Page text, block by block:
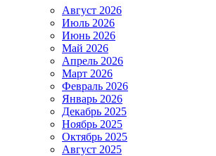
Август 2026
Июль 2026
Июнь 2026
Май 2026
Апрель 2026
Март 2026
Февраль 2026
Январь 2026
Декабрь 2025
Ноябрь 2025
Октябрь 2025
Август 2025